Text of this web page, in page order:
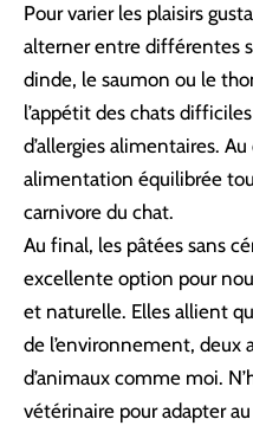
Pour varier les plaisirs
alterner entre différentes
dinde, le saumon ou le
l’appétit des chats
d’allergies alimentaires.
alimentation équilibrée
carnivore du chat.
Au final, les pâtées sans
excellente option pour
et naturelle. Elles allient
de l’environnement, deux
d’animaux comme moi.
vétérinaire pour adapter